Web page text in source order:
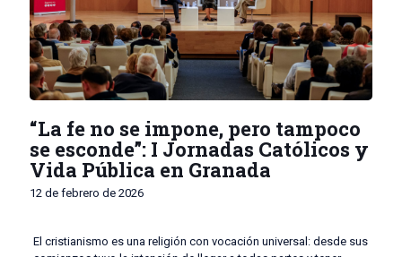
“La fe no se impone, pero tampoco
se esconde”: I Jornadas Católicos y
Vida Pública en Granada
12 de febrero de 2026
El cristianismo es una religión con vocación universal: desde sus